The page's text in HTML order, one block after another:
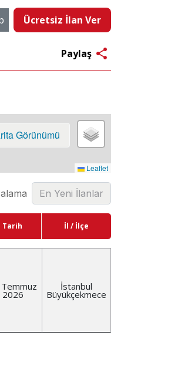
Ücretsiz İlan Ver
Paylaş share
Görünümü
Leaflet
Tarih İl / İlçe
2026
İstanbul
Büyükçekmece